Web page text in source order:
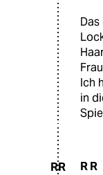
Ich
in
RR R R